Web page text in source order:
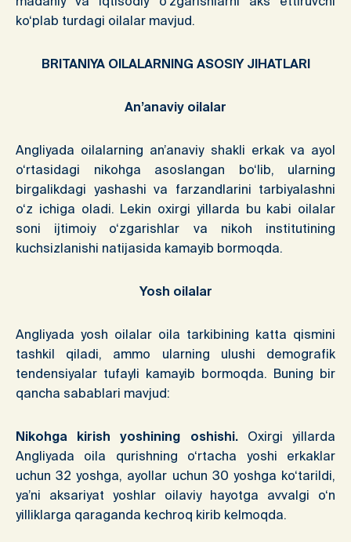
ko‘plab turdagi oilalar mavjud.
BRITANIYA OILALARNING ASOSIY JIHATLARI
An’anaviy oilalar
Angliyada oilalarning an’anaviy shakli erkak va ayol
o‘rtasidagi nikohga asoslangan bo‘lib, ularning
birgalikdagi yashashi va farzandlarini tarbiyalashni
o‘z ichiga oladi. Lekin oxirgi yillarda bu kabi oilalar
soni ijtimoiy o‘zgarishlar va nikoh institutining
kuchsizlanishi natijasida kamayib bormoqda.
Yosh oilalar
Angliyada yosh oilalar oila tarkibining katta qismini
tashkil qiladi, ammo ularning ulushi demografik
tendensiyalar tufayli kamayib bormoqda. Buning bir
qancha sabablari mavjud:
Nikohga kirish yoshining oshishi.Oxirgi yillarda
Angliyada oila qurishning o‘rtacha yoshi erkaklar
uchun 32 yoshga, ayollar uchun 30 yoshga ko‘tarildi,
ya’ni aksariyat yoshlar oilaviy hayotga avvalgi o‘n
yilliklarga qaraganda kechroq kirib kelmoqda.